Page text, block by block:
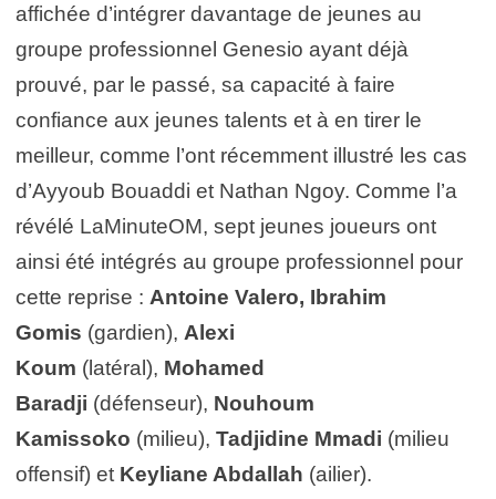
affichée d’intégrer davantage de jeunes au
groupe professionnel Genesio ayant déjà
prouvé, par le passé, sa capacité à faire
confiance aux jeunes talents et à en tirer le
meilleur, comme l’ont récemment illustré les cas
d’Ayyoub Bouaddi et Nathan Ngoy. Comme l’a
révélé LaMinuteOM, sept jeunes joueurs ont
ainsi été intégrés au groupe professionnel pour
cette reprise : Antoine Valero, Ibrahim
Gomis (gardien), Alexi
Koum (latéral), Mohamed
Baradji (défenseur), Nouhoum
Kamissoko (milieu), Tadjidine Mmadi (milieu
offensif) et Keyliane Abdallah (ailier).